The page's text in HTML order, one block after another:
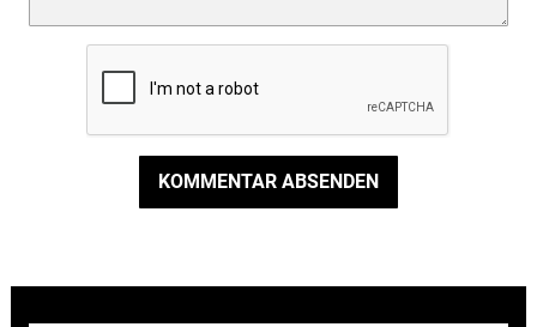
KOMMENTAR ABSENDEN